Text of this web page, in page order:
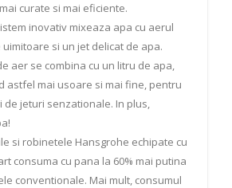
curate si mai eficiente.
inovativ mixeaza apa cu aerul
si un jet delicat de apa.
aer se combina cu un litru de apa,
astfel mai usoare si mai fine, pentru
de jeturi senzationale. In plus,
si robinetele Hansgrohe echipate cu
consuma cu pana la 60% mai putina
conventionale. Mai mult, consumul